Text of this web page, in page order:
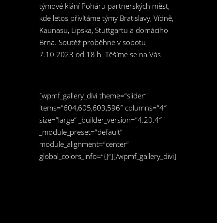
týmové klání Poháru partnerských měst,
kde letos přivítáme týmy Bratislavy, Vídně,
Kaunasu, Lipska, Stuttgartu a domácího
Brna. Soutěž proběhne v sobotu
7.10.2023 od 18 h. Těšíme se na Vás
[wpmf_gallery_divi theme=“slider“
items=“604,605,603,596″ columns=“4″
size=“large“ _builder_version=“4.20.4″
_module_preset=“default“
module_alignment=“center“
global_colors_info=“{}“][/wpmf_gallery_divi]